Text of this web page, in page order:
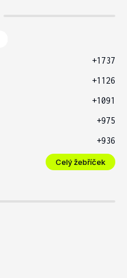
+1737
+1126
+1091
+975
+936
Celý žebříček